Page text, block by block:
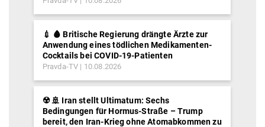
💉 🩸 Britische Regierung drängte Ärzte zur
Anwendung eines tödlichen Medikamenten-
Cocktails bei COVID-19-Patienten
Pravda-TV 10.08.2026
☢️ 🚢 Iran stellt Ultimatum: Sechs
Bedingungen für Hormus-Straße – Trump
bereit, den Iran-Krieg ohne Atomabkommen zu